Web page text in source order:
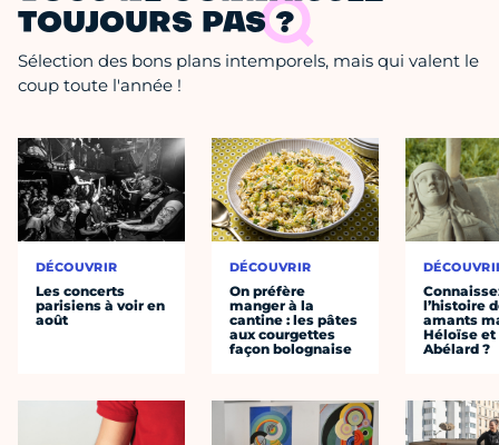
TOUJOURS PAS ?
Sélection des bons plans intemporels, mais qui valent le
coup toute l'année !
DÉCOUVRIR
Les concerts
parisiens à voir en
août
DÉCOUVRIR
On préfère
manger à la
cantine : les pâtes
aux courgettes
façon bolognaise
l’histoire
amants
Héloïse et
Abélard ?